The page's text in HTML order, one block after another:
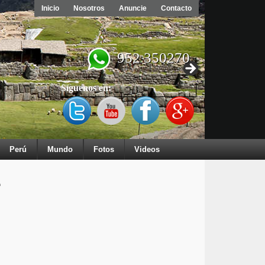
Inicio Nosotros Anuncie Contacto
952 350270
Síguenos en:
Perú Mundo Fotos Videos